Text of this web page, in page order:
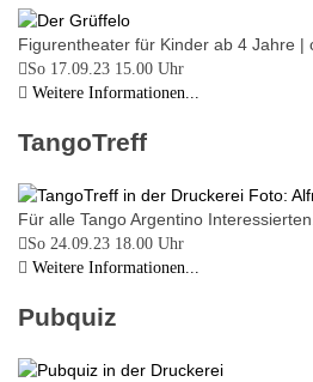
Figurentheater für Kinder ab 4 Jahre |
So 17.09.23 15.00 Uhr
Weitere Informationen...
TangoTreff
Für alle Tango Argentino Interessierten.
So 24.09.23 18.00 Uhr
Weitere Informationen...
Pubquiz